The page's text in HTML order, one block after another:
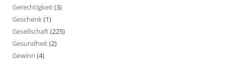
Gerechtigkeit(3)
Geschenk(1)
Gesellschaft(225)
Gesundheit(2)
Gewinn (4)